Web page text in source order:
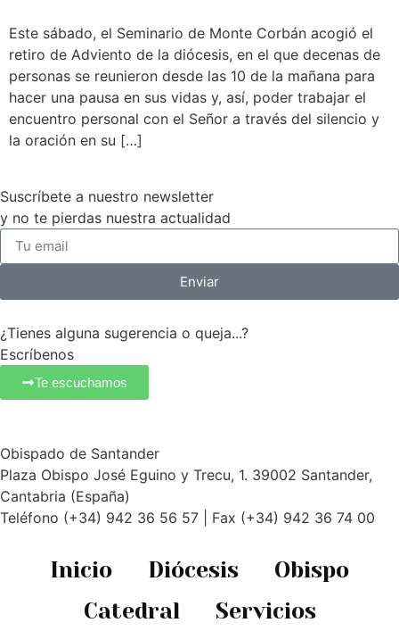
Este sábado, el Seminario de Monte Corbán acogió el
retiro de Adviento de la diócesis, en el que decenas de
personas se reunieron desde las 10 de la mañana para
hacer una pausa en sus vidas y, así, poder trabajar el
encuentro personal con el Señor a través del silencio y
la oración en su […]
Suscríbete a nuestro newsletter
y no te pierdas nuestra actualidad
Enviar
¿Tienes alguna sugerencia o queja...?
Escríbenos
Te escuchamos
Obispado de Santander
Plaza Obispo José Eguino y Trecu, 1. 39002 Santander,
Cantabria (España)
Teléfono (+34) 942 36 56 57 | Fax (+34) 942 36 74 00
Inicio Diócesis
Obispo
Catedral
Servicios